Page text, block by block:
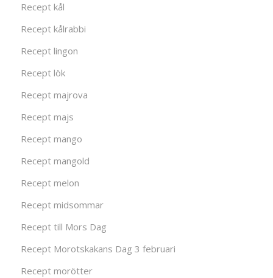
Recept kål
Recept kålrabbi
Recept lingon
Recept lök
Recept majrova
Recept majs
Recept mango
Recept mangold
Recept melon
Recept midsommar
Recept till Mors Dag
Recept Morotskakans Dag 3 februari
Recept morötter